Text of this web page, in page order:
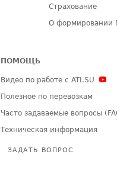
Страхование
О формировании
ПОМОЩЬ
Видео по работе с ATI.SU
Полезное по перевозкам
Часто задаваемые вопросы
Техническая информация
ЗАДАТЬ ВОПРОС